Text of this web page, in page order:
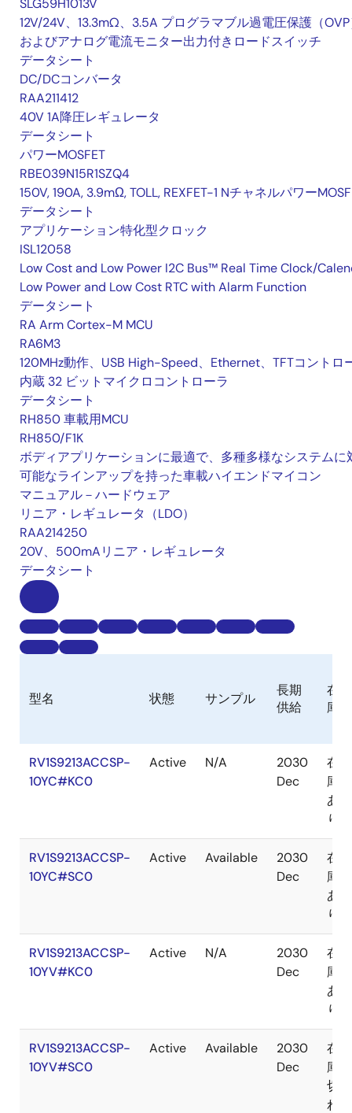
12V/24V、13.3mΩ、3.5A プログラマブル過電圧保護（
およびアナログ電流モニター出力付きロードスイッチ
データシート
DC/DCコンバータ
RAA211412
40V 1A降圧レギュレータ
データシート
パワーMOSFET
RBE039N15R1SZQ4
150V, 190A, 3.9mΩ, TOLL, REXFET-1 Nチャネルパワー
データシート
アプリケーション特化型クロック
ISL12058
Low Cost and Low Power I2C Bus™ Real Time Clock/
Low Power and Low Cost RTC with Alarm Function
データシート
RA Arm Cortex-M MCU
RA6M3
120MHz動作、USB High-Speed、Ethernet、TFTコントロ
内蔵 32 ビットマイクロコントローラ
データシート
RH850 車載用MCU
RH850/F1K
ボディアプリケーションに最適で、多種多様なシステムに
可能なラインアップを持った車載ハイエンドマイコン
マニュアル－ハードウェア
リニア・レギュレータ（LDO）
RAA214250
20V、500mAリニア・レギュレータ
データシート
型名 状態 サンプル
長期
供給
在
庫
RV1S9213ACCSP-
10YC#KC0
Active N/A
2030
Dec
在
庫
あ
り
RV1S9213ACCSP-
10YC#SC0
Active Available
2030
Dec
在
庫
あ
り
RV1S9213ACCSP-
10YV#KC0
Active N/A
2030
Dec
在
庫
あ
り
RV1S9213ACCSP-
10YV#SC0
Active Available
2030
Dec
在
庫
切
れ